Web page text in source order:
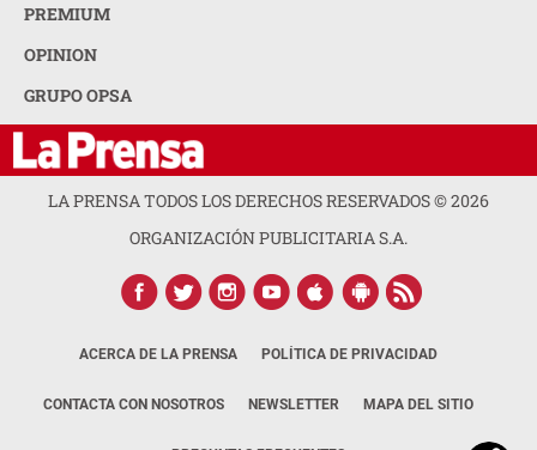
PREMIUM
OPINION
GRUPO OPSA
LA PRENSA TODOS LOS DERECHOS RESERVADOS ©2026
ORGANIZACIÓN PUBLICITARIA S.A.
ACERCA DE LA PRENSA POLÍTICA DE PRIVACIDAD
CONTACTA CON NOSOTROS NEWSLETTER MAPA DEL SITIO